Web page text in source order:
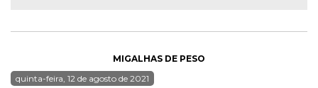
MIGALHAS DE PESO
quinta-feira, 12 de agosto de 2021